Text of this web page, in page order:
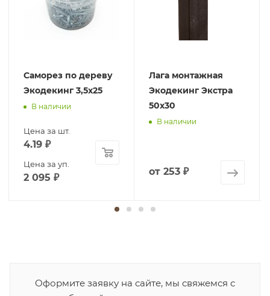
Саморез по дереву
Экодекинг 3,5х25
В наличии
Цена за шт.
4.19 ₽
Цена за уп.
2 095 ₽
Лага монтажная
Экодекинг Экстра
50х30
В наличии
от 253 ₽
Оформите заявку на сайте, мы свяжемся с